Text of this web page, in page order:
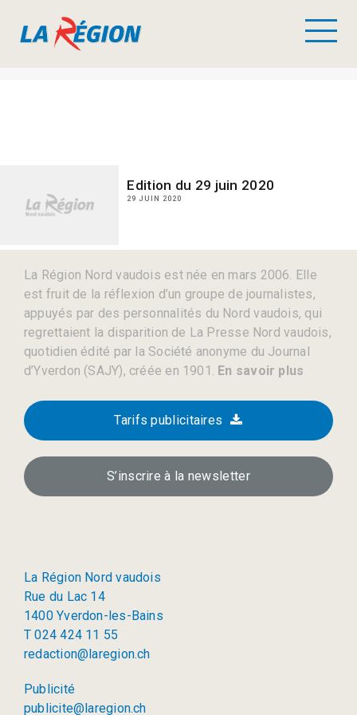
Edition du 29 juin 2020
29 JUIN 2020
La Région Nord vaudois est née en mars 2006. Elle
est fruit de la réflexion d’un groupe de journalistes,
appuyés par des personnalités du Nord vaudois, qui
regrettaient la disparition de La Presse Nord vaudois,
quotidien édité par la Société anonyme du Journal
d’Yverdon (SAJY), créée en 1901. En savoir plus
Tarifs publicitaires
S’inscrire à la newsletter
La Région Nord vaudois
Rue du Lac 14
1400 Yverdon-les-Bains
T 024 424 11 55
redaction@laregion.ch
Publicité
publicite@laregion.ch